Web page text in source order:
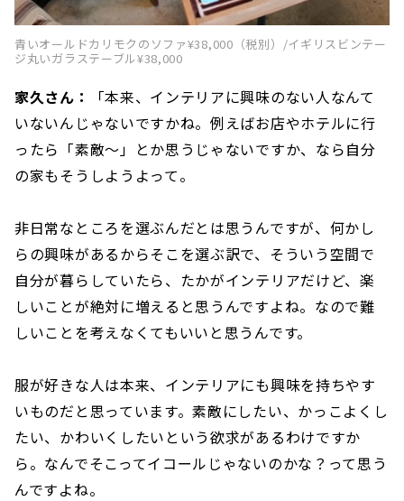
青いオールドカリモクのソファ¥38,000（税別）/イギリスビンテー
ジ丸いガラステーブル¥38,000
家久さん：
「本来、インテリアに興味のない人なんて
いないんじゃないですかね。例えばお店やホテルに行
ったら「素敵〜」とか思うじゃないですか、なら自分
の家もそうしようよって。
非日常なところを選ぶんだとは思うんですが、何かし
らの興味があるからそこを選ぶ訳で、そういう空間で
自分が暮らしていたら、たかがインテリアだけど、楽
しいことが絶対に増えると思うんですよね。なので難
しいことを考えなくてもいいと思うんです。
服が好きな人は本来、インテリアにも興味を持ちやす
いものだと思っています。素敵にしたい、かっこよくし
たい、かわいくしたいという欲求があるわけですか
ら。なんでそこってイコールじゃないのかな？って思う
んですよね。